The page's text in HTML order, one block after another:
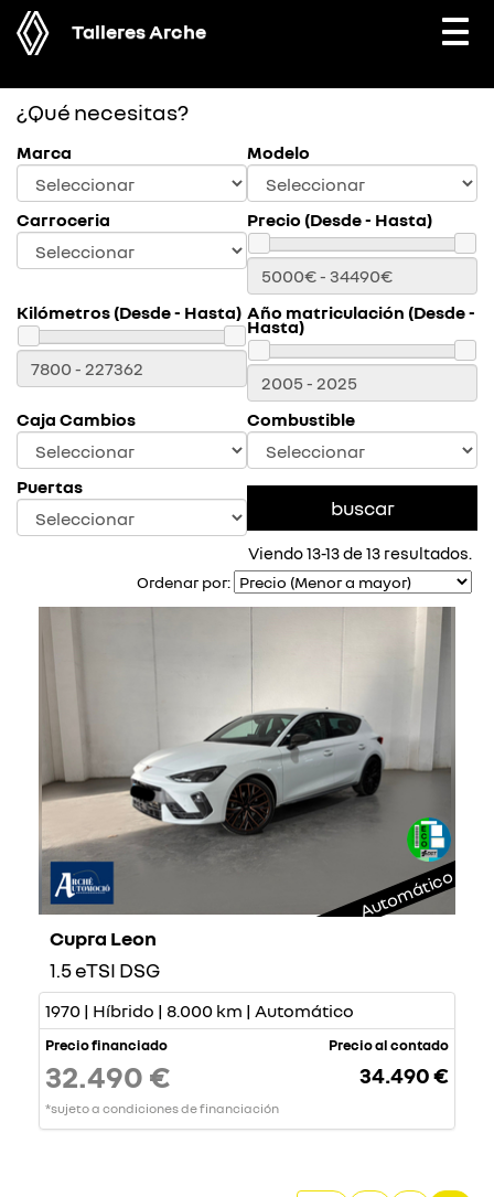
Talleres Arche
¿Qué necesitas?
Marca Modelo
Carroceria Precio (Desde - Hasta)
Kilómetros (Desde - Hasta) Año matriculación (Desde -
Hasta)
Caja Cambios Combustible
Puertas
Viendo 13-13 de 13 resultados.
Ordenar por:
Automático
Cupra Leon
1.5 eTSI DSG
1970 | Híbrido | 8.000 km | Automático
Precio financiado
32.490 €
*sujeto a condiciones de financiación
Precio al contado
34.490 €